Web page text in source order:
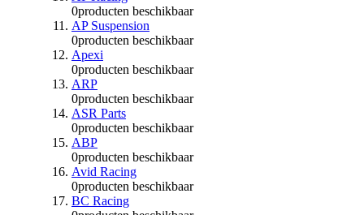
0producten beschikbaar
AP Suspension
0producten beschikbaar
Apexi
0producten beschikbaar
ARP
0producten beschikbaar
ASR Parts
0producten beschikbaar
ABP
0producten beschikbaar
Avid Racing
0producten beschikbaar
BC Racing